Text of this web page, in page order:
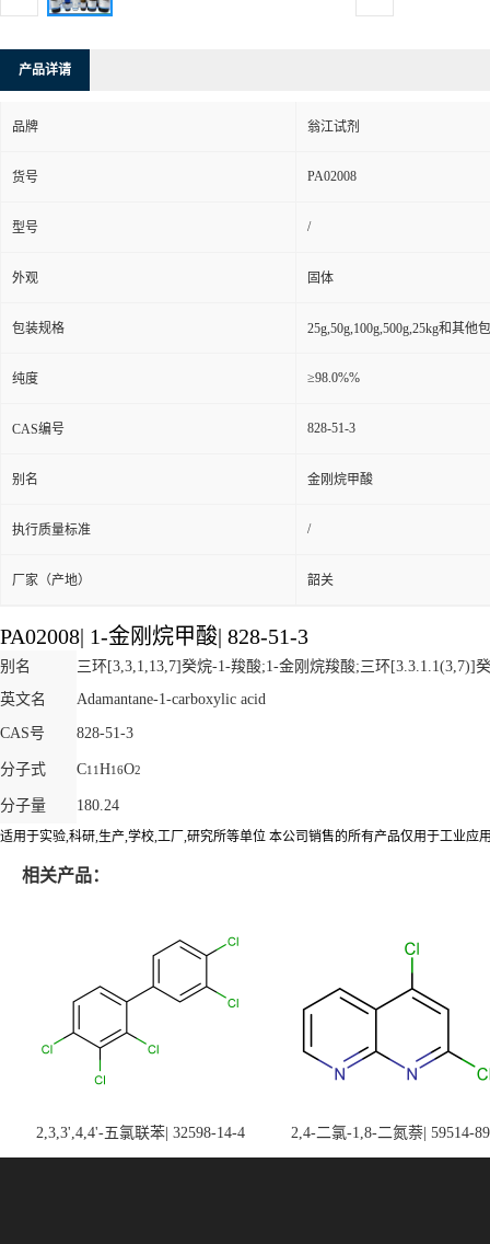
产品详请
品牌 翁江试剂
货号 PA02008
型号 /
外观 固体
包装规格 25g,50g,100g,500g,25kg和其他
纯度 ≥98.0%%
CAS编号 828-51-3
别名 金刚烷甲酸
执行质量标准 /
厂家（产地） 韶关
PA02008| 1-金刚烷甲酸| 828-51-3
别名
三环[3,3,1,13,7]癸烷-1-羧酸;1-金刚烷羧酸;三环[3.3.1.1(3,7)]
英文名
Adamantane-1-carboxylic acid
CAS号 828-51-3
分子式 C11 H16O2
分子量 180.24
适用于实验,科研,生产,学校,工厂,研究所等单位 本公司销售的所有产品仅用于工业
相关产品：
2,3,3',4,4'-五氯联苯| 32598-14-4 2,4-二氯-1,8-二氮萘| 59514-